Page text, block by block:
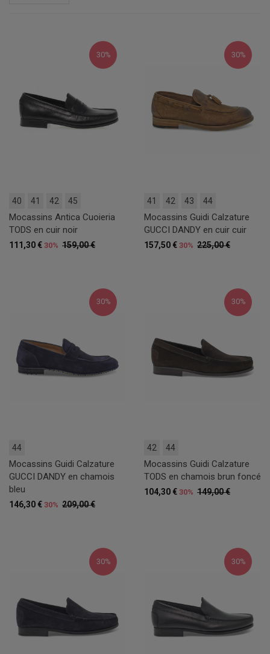
30%
40 41 42 45
Mocassins Antica Cuoieria
TODS en cuir noir
159,00 €
111,30 € 30%
30%
41 42 43 44
Mocassins Guidi Calzature
GUCCI DANDY en cuir cuir
225,00 €
157,50 € 30%
30%
44
Mocassins Guidi Calzature
GUCCI DANDY en chamois
bleu
209,00 €
146,30 € 30%
30%
42 44
Mocassins Guidi Calzature
TODS en chamois brun foncé
149,00 €
104,30 € 30%
30% 30%